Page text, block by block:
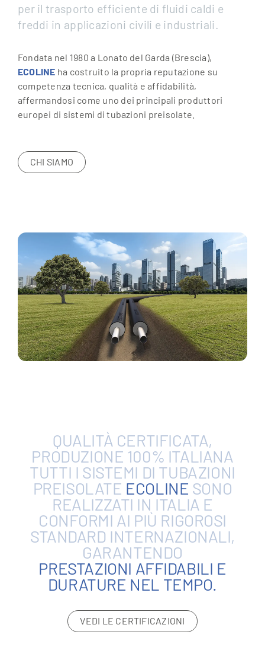
per il trasporto efficiente di fluidi caldi e
freddi in applicazioni civili e industriali.
Fondata nel 1980 a Lonato del Garda (Brescia),
ECOLINE ha costruito la propria reputazione su
competenza tecnica, qualità e affidabilità,
affermandosi come uno dei principali produttori
europei di sistemi di tubazioni preisolate.
CHI SIAMO
QUALITÀ CERTIFICATA,
PRODUZIONE 100% ITALIANA
TUTTI I SISTEMI DI TUBAZIONI
PREISOLATE ECOLINE SONO
REALIZZATI IN ITALIA E
CONFORMI AI PIÙ RIGOROSI
STANDARD INTERNAZIONALI,
GARANTENDO
PRESTAZIONI AFFIDABILI E
DURATURE NEL TEMPO.
VEDI LE CERTIFICAZIONI